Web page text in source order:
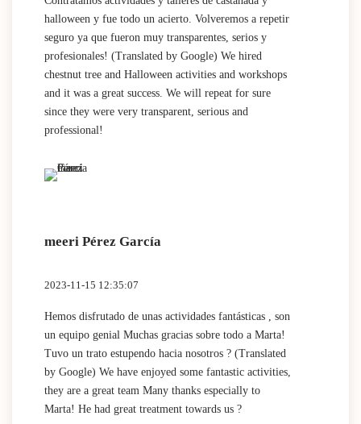
halloween y fue todo un acierto. Volveremos a repetir
seguro ya que fueron muy transparentes, serios y
profesionales! (Translated by Google) We hired
chestnut tree and Halloween activities and workshops
and it was a great success. We will repeat for sure
since they were very transparent, serious and
professional!
meeri Pérez García
2023-11-15 12:35:07
Hemos disfrutado de unas actividades fantásticas , son
un equipo genial Muchas gracias sobre todo a Marta!
Tuvo un trato estupendo hacia nosotros ? (Translated
by Google) We have enjoyed some fantastic activities,
they are a great team Many thanks especially to
Marta! He had great treatment towards us ?